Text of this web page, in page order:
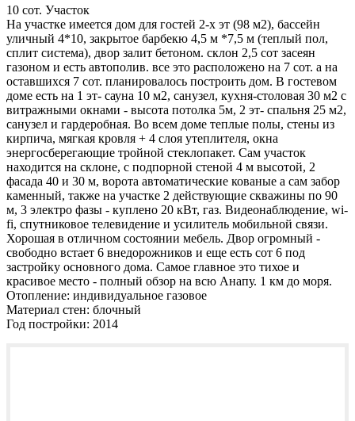
10 сот. Участок
На участке имеется дом для гостей 2-х эт (98 м2), бассейн
уличный 4*10, закрытое барбекю 4,5 м *7,5 м (теплый пол,
сплит система), двор залит бетоном. склон 2,5 сот засеян
газоном и есть автополив. все это расположено на 7 сот. а на
оставшихся 7 сот. планировалось построить дом. В гостевом
доме есть на 1 эт- сауна 10 м2, санузел, кухня-столовая 30 м2 с
витражными окнами - высота потолка 5м, 2 эт- спальня 25 м2,
санузел и гардеробная. Во всем доме теплые полы, стены из
кирпича, мягкая кровля + 4 слоя утеплителя, окна
энергосберегающие тройной стеклопакет. Сам участок
находится на склоне, с подпорной стеной 4 м высотой, 2
фасада 40 и 30 м, ворота автоматические кованые а сам забор
каменный, также на участке 2 действующие скважины по 90
м, 3 электро фазы - куплено 20 кВт, газ. Видеонаблюдение, wi-
fi, спутниковое телевидение и усилитель мобильной связи.
Хорошая в отличном состоянии мебель. Двор огромный -
свободно встает 6 внедорожников и еще есть сот 6 под
застройку основного дома. Самое главное это тихое и
красивое место - полный обзор на всю Анапу. 1 км до моря.
Отопление: индивидуальное газовое
Материал стен: блочный
Год постройки: 2014